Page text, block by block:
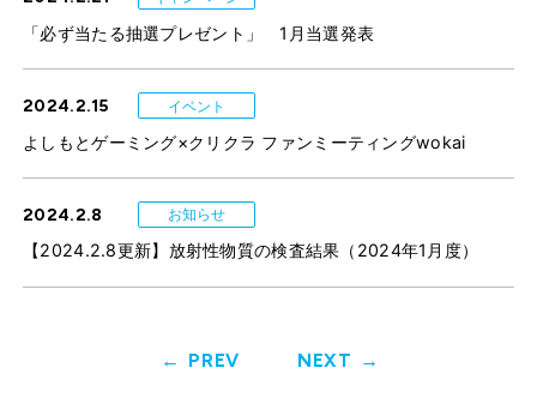
「必ず当たる抽選プレゼント」 1月当選発表
2024.2.15 イベント
よしもとゲーミング×クリクラ ファンミーティングwokai
2024.2.8 お知らせ
【2024.2.8更新】放射性物質の検査結果（2024年1月度）
PREV NEXT